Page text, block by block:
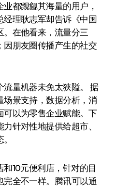
都觊觎其海量的用户，
理耿志军却告诉《中国
在他看来，流量分三
朋友圈传播产生的社交
量机器未免太狭隘。 据
景支持，数据分析，消
以为零售企业赋能。下
针对性地提供给超市、
10元便利店，针对的目
全不一样。腾讯可以通